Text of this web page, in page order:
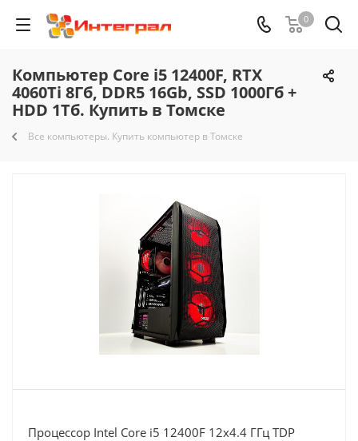
0
Компьютер Core i5 12400F, RTX
4060Ti 8Гб, DDR5 16Gb, SSD 1000Гб +
HDD 1Тб. Купить в Томске
Все компьютеры. Купить компьютер в Томске
Процессор Intel Core i5 12400F 12x4.4 ГГц TDP